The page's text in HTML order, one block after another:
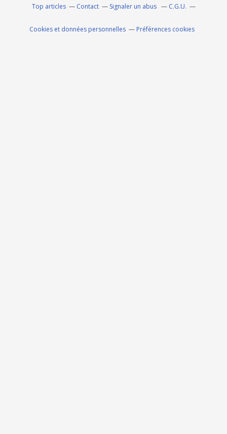
Top articles Contact Signaler un abus C.G.U.
Cookies et données personnelles Préférences cookies